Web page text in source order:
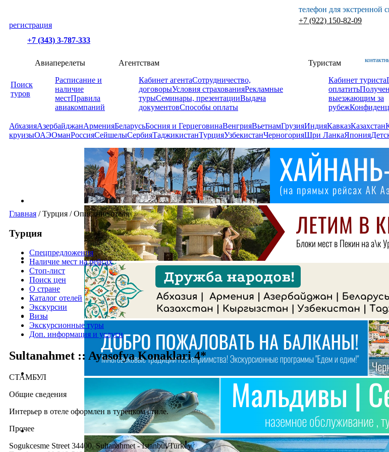
регистрация
+7 (343) 3-787-333
телефон для экстренной
+7 (922) 150-82-09
Поиск
туров
Авиаперелеты
Расписание и
наличие
местПравила
авиакомпаний
Агентствам
Кабинет агентаСотрудничество,
договорыУсловия страхованияРекламные
турыСеминары, презентацииВыдача
документовСпособы оплаты
Туристам
Кабинет туриста
оплатить
выезжающим за
рубеж
АбхазияАзербайджанАрменияБеларусьБосния и ГерцеговинаВенгрияВьетнамГрузияИндияКавказКазахстан
круизыОАЭОманРоссияСейшелыСербияТаджикистанТурцияУзбекистанЧерногорияШри ЛанкаЯпония
Главная /Турция /Описание отеля
Турция
Спецпредложения
Наличие мест на рейсах
Стоп-лист
Поиск цен
О стране
Каталог отелей
Экскурсии
Визы
Экскурсионные туры
Доп. информация и услуги
Sultanahmet :: Ayasofya Konaklari 4*
СТАМБУЛ
Общие сведения
Интерьер в отеле оформлен в турецком стиле.
Прочее
Sogukcesme Street 34400, Sultanahmet - Istanbul/Turkey